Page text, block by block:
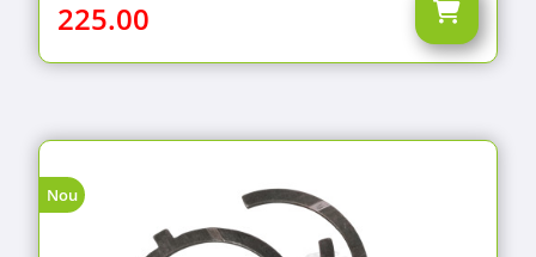
225.00
Nou